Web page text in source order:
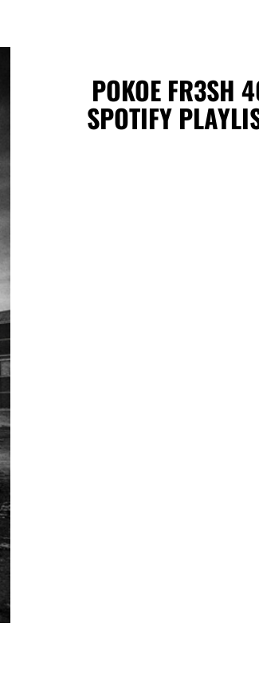
POKOE FR3SH
SPOTIFY